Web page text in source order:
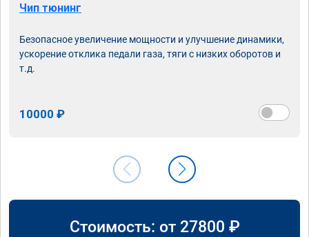
Чип тюнинг
Безопасное увеличение мощности и улучшение динамики,
ускорение отклика педали газа, тяги с низких оборотов и
т.д.
10000 ₽
Стоимость: от 27800 ₽